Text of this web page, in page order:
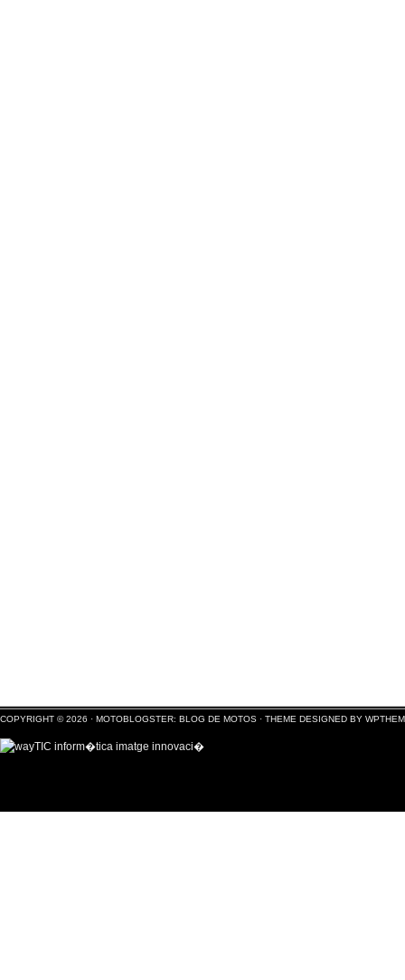
COPYRIGHT © 2026 · MOTOBLOGSTER: BLOG DE MOTOS · THEME DESIGNED BY